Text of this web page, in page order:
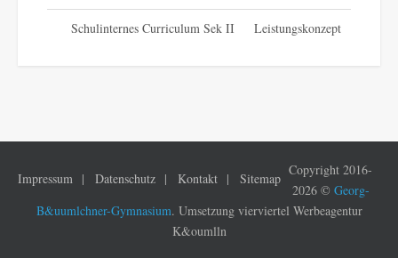
Schulinternes Curriculum Sek II Leistungskonzept
Impressum Datenschutz Kontakt Sitemap
Copyright 2016-
2026 © Georg-
B&uumlchner-Gymnasium. Umsetzung vierviertel Werbeagentur
K&oumlln